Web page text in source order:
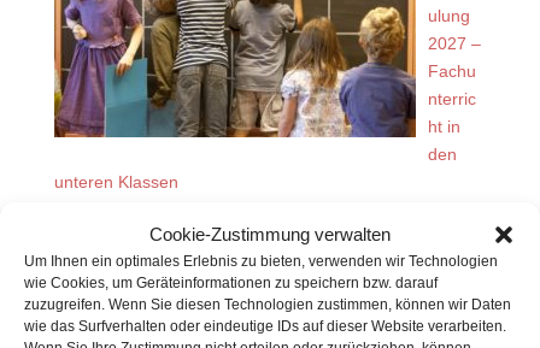
Cookie-Zustimmung verwalten
Um Ihnen ein optimales Erlebnis zu bieten, verwenden wir Technologien
wie Cookies, um Geräteinformationen zu speichern bzw. darauf
zuzugreifen. Wenn Sie diesen Technologien zustimmen, können wir Daten
wie das Surfverhalten oder eindeutige IDs auf dieser Website verarbeiten.
ulung
2027 –
Fachu
nterric
ht in
den
unteren Klassen
Neueste Beiträge
INFOR
MATIO
NSABE